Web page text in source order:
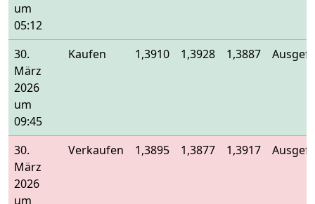
um
05:12
30.
März
2026
um
09:45
Kaufen 1,3910 1,3928 1,3887
30.
März
2026
um
Verkaufen 1,3895 1,3877 1,3917